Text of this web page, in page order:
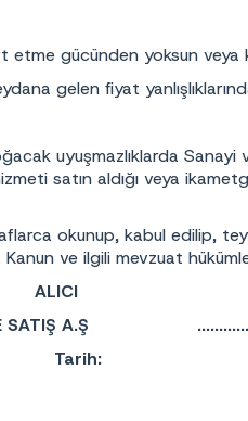
etme gücünden yoksun veya
gelen fiyat
uyuşmazlıklarda Sanayi
satın aldığı veya
okunup, kabul edilip,
Kanun ve ilgili mevzuat
VE SATIŞ A.Ş